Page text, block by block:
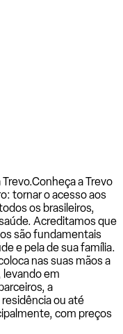
Conheça a Trevo
tornar o acesso aos
os brasileiros,
Acreditamos que
são fundamentais
e pela de sua família.
nas suas mãos a
levando em
a
ou até
com preços